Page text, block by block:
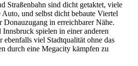
Straßenbahn sind dicht getaktet, viele
und selbst dicht bebaute Viertel
Donauzugang in erreichbarer Nähe.
spielen in einer anderen
ebenfalls viel Stadtqualität ohne das
durch eine Megacity kämpfen zu